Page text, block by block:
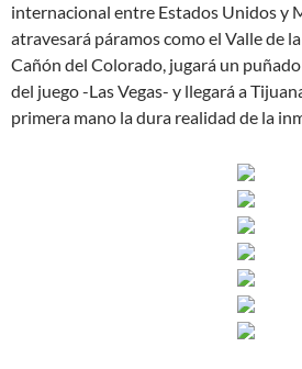
internacional entre Estados Unidos y
atravesará páramos como el Valle de
Cañón del Colorado, jugará un
del juego -Las Vegas- y llegará a
primera mano la dura realidad de la